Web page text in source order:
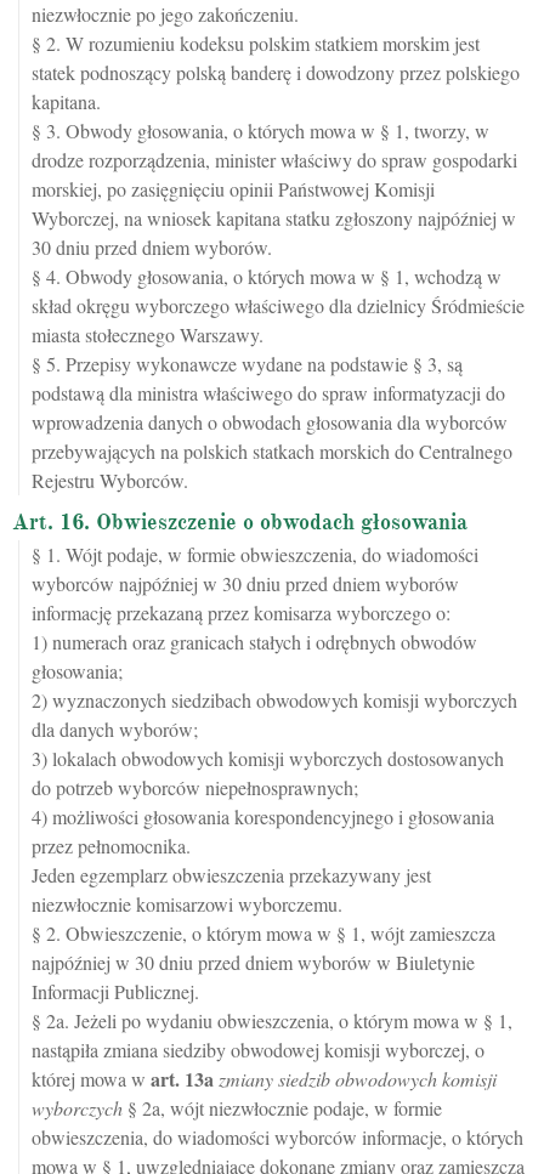
niezwłocznie po jego zakończeniu.
§ 2. W rozumieniu kodeksu polskim statkiem morskim jest
statek podnoszący polską banderę i dowodzony przez polskiego
kapitana.
§ 3. Obwody głosowania, o których mowa w § 1, tworzy, w
drodze rozporządzenia, minister właściwy do spraw gospodarki
morskiej, po zasięgnięciu opinii Państwowej Komisji
Wyborczej, na wniosek kapitana statku zgłoszony najpóźniej w
30 dniu przed dniem wyborów.
§ 4. Obwody głosowania, o których mowa w § 1, wchodzą w
skład okręgu wyborczego właściwego dla dzielnicy Śródmieście
miasta stołecznego Warszawy.
§ 5. Przepisy wykonawcze wydane na podstawie § 3, są
podstawą dla ministra właściwego do spraw informatyzacji do
wprowadzenia danych o obwodach głosowania dla wyborców
przebywających na polskich statkach morskich do Centralnego
Rejestru Wyborców.
Art. 16. Obwieszczenie o obwodach głosowania
§ 1. Wójt podaje, w formie obwieszczenia, do wiadomości
wyborców najpóźniej w 30 dniu przed dniem wyborów
informację przekazaną przez komisarza wyborczego o:
1) numerach oraz granicach stałych i odrębnych obwodów
głosowania;
2) wyznaczonych siedzibach obwodowych komisji wyborczych
dla danych wyborów;
3) lokalach obwodowych komisji wyborczych dostosowanych
do potrzeb wyborców niepełnosprawnych;
4) możliwości głosowania korespondencyjnego i głosowania
przez pełnomocnika.
Jeden egzemplarz obwieszczenia przekazywany jest
niezwłocznie komisarzowi wyborczemu.
§ 2. Obwieszczenie, o którym mowa w § 1, wójt zamieszcza
najpóźniej w 30 dniu przed dniem wyborów w Biuletynie
Informacji Publicznej.
§ 2a. Jeżeli po wydaniu obwieszczenia, o którym mowa w § 1,
nastąpiła zmiana siedziby obwodowej komisji wyborczej, o
której mowa w art. 13a zmiany siedzib obwodowych komisji
wyborczych § 2a, wójt niezwłocznie podaje, w formie
obwieszczenia, do wiadomości wyborców informacje, o których
mowa w § 1, uwzględniające dokonane zmiany oraz zamieszcza